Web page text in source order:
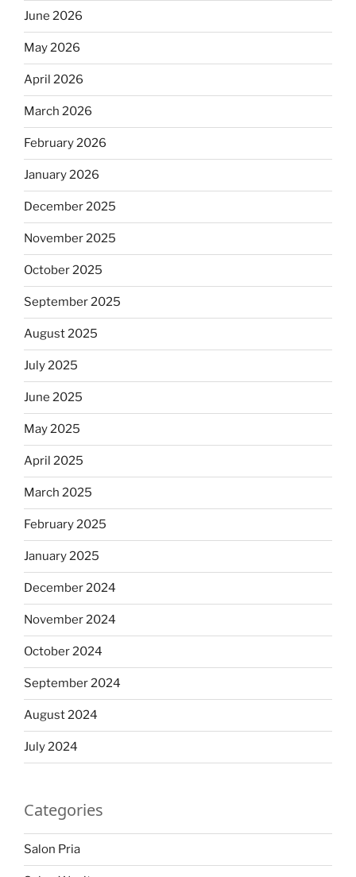
June 2026
May 2026
April 2026
March 2026
February 2026
January 2026
December 2025
November 2025
October 2025
September 2025
August 2025
July 2025
June 2025
May 2025
April 2025
March 2025
February 2025
January 2025
December 2024
November 2024
October 2024
September 2024
August 2024
July 2024
Categories
Salon Pria